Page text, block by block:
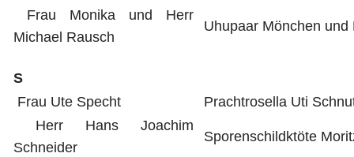
Frau Monika und Herr
Michael Rausch
Uhupaar Mönchen und
S
Frau Ute Specht
Prachtrosella Uti
Herr Hans Joachim
Schneider
Sporenschildktöte